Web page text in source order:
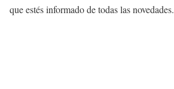
que estés informado de todas las novedades.